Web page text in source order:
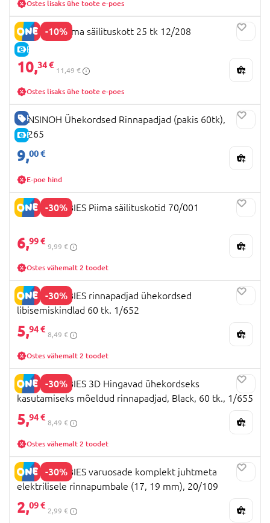
Ostes lisaks ühe toote e-poes
-10%
E-HIND
LOVI rinnapiima säilituskott 25 tk 12/208
10,34 €
11,49 €
Ostes lisaks ühe toote e-poes
HEA HIND
E-HIND
LANSINOH Ühekordsed Rinnapadjad (pakis 60tk),
44265
9,00 €
E-poe hind
-30%
CANPOL BABIES Piima säilituskotid 70/001
6,99 €
9,99 €
Ostes vähemalt 2 toodet
-30%
CANPOL BABIES rinnapadjad ühekordsed
libisemiskindlad 60 tk. 1/652
5,94 €
8,49 €
Ostes vähemalt 2 toodet
-30%
CANPOL BABIES 3D Hingavad ühekordseks
kasutamiseks mõeldud rinnapadjad, Black, 60 tk., 1/655
5,94 €
8,49 €
Ostes vähemalt 2 toodet
-30%
CANPOL BABIES varuosade komplekt juhtmeta
elektrilisele rinnapumbale (17, 19 mm), 20/109
2,09 €
2,99 €